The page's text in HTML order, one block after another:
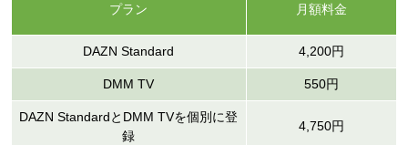
プラン 月額料金
DAZN Standard 4,200円
DMM TV 550円
DAZN StandardとDMM TVを個別に登
録
4,750円